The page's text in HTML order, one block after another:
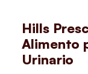
Hills
Alimento
Urinario